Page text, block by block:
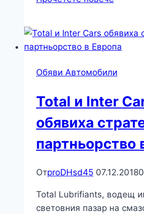
е
която
при
внос
Обяви Автомобили
Total и Inter
обявиха
партньорство
ОтproDHsd45 07.12.2018
Total Lubrifiants, водещ
световния пазар на